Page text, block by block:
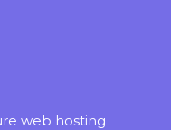
web hosting